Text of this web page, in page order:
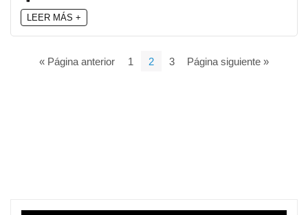
LEER MÁS +
« Página anterior 1 2 3 Página siguiente »